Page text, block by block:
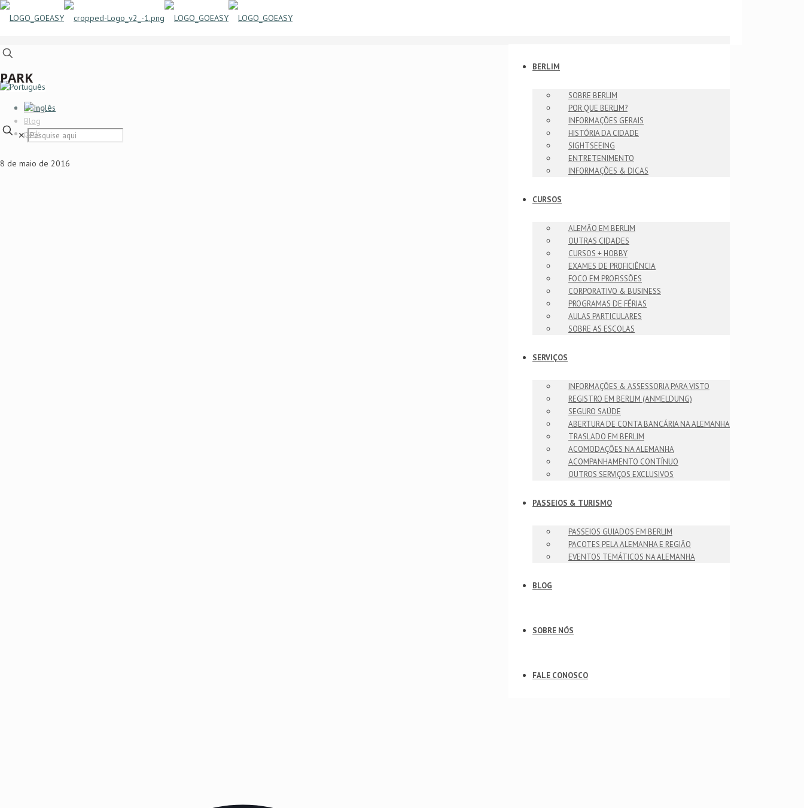
BERLIM
SOBRE BERLIM
POR QUE BERLIM?
INFORMAÇÕES GERAIS
HISTÓRIA DA CIDADE
SIGHTSEEING
ENTRETENIMENTO
INFORMAÇÕES & DICAS
CURSOS
ALEMÃO EM BERLIM
OUTRAS CIDADES
CURSOS + HOBBY
EXAMES DE PROFICIÊNCIA
FOCO EM PROFISSÕES
CORPORATIVO & BUSINESS
PROGRAMAS DE FÉRIAS
AULAS PARTICULARES
SOBRE AS ESCOLAS
SERVIÇOS
INFORMAÇÕES & ASSESSORIA PARA VISTO
REGISTRO EM BERLIM (ANMELDUNG)
SEGURO SAÚDE
ABERTURA DE CONTA BANCÁRIA NA ALEMANHA
TRASLADO EM BERLIM
ACOMODAÇÕES NA ALEMANHA
ACOMPANHAMENTO CONTÍNUO
OUTROS SERVIÇOS EXCLUSIVOS
PASSEIOS & TURISMO
PASSEIOS GUIADOS EM BERLIM
PACOTES PELA ALEMANHA E REGIÃO
EVENTOS TEMÁTICOS NA ALEMANHA
BLOG
SOBRE NÓS
FALE CONOSCO
✕
PARK
Home
Blog
park
8 de maio de 2016